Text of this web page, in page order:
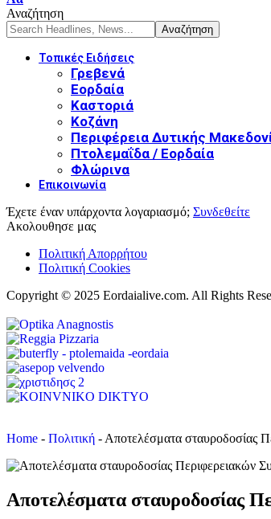
Αναζήτηση
Τοπικές Ειδήσεις
Γρεβενά
Εορδαία
Καστοριά
Κοζάνη
Περιφέρεια Δυτικής
Πτολεμαΐδα / Εορδαία
Φλώρινα
Επικοινωνία
Έχετε έναν υπάρχοντα λογαριασμό; Συνδεθείτε
Ακολουθησε μας
Πολιτική Απορρήτου
Πολιτική Cookies
Copyright © 2025 Eordaialive.com. All Rights
Home - Πολιτική - Αποτελέσματα σταυροδοσίας
Αποτελέσματα σταυροδοσίας